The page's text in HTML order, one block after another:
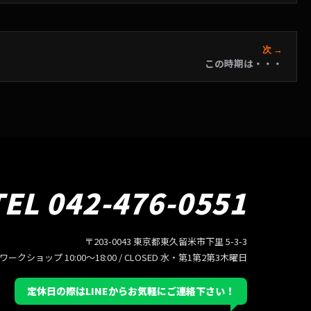
次 →
この時期は・・・
042-476-0551
〒203-0043 東京都東久留米市下里 5-3-3
ークショップ 10:00〜18:00 / CLOSED 水・第1第2第3木曜日
定休日の際はLINEからお気軽にご連絡下さい！